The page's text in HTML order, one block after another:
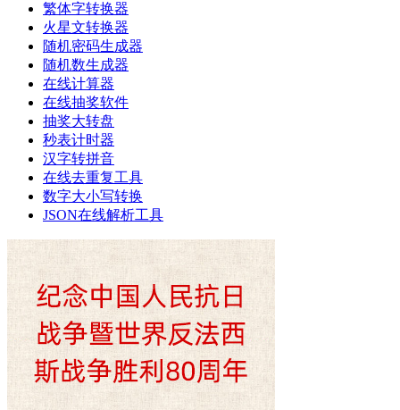
繁体字转换器
火星文转换器
随机密码生成器
随机数生成器
在线计算器
在线抽奖软件
抽奖大转盘
秒表计时器
汉字转拼音
在线去重复工具
数字大小写转换
JSON在线解析工具